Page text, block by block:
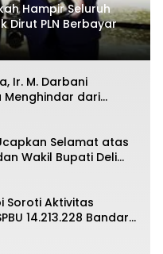
Hampir Seluruh
Dirut PLN Berbayar
Ir. M. Darbani
Menghindar dari
Politik
Selamat atas
Wakil Bupati Deli
Soroti Aktivitas
14.213.228 Bandar